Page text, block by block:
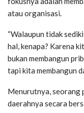
atau organisasi.
“Walaupun tidak
hal, kenapa? Karena
bukan membangun
tapi kita membangun
Menurutnya, seorang
daerahnya secara